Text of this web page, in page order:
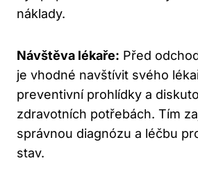
náklady.
Návštěva lékaře: Před
je vhodné navštívit svého
preventivní prohlídky a
zdravotních potřebách. Tím
správnou diagnózu a léčbu
stav.